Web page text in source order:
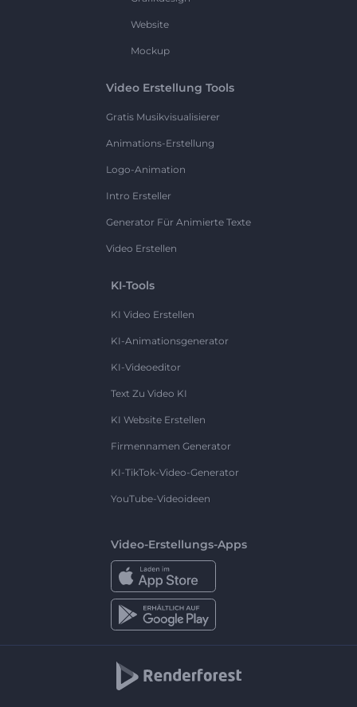
Website
Mockup
Video Erstellung Tools
Gratis Musikvisualisierer
Animations-Erstellung
Logo-Animation
Intro Ersteller
Generator Für Animierte Texte
Video Erstellen
KI-Tools
KI Video Erstellen
KI-Animationsgenerator
KI-Videoeditor
Text Zu Video KI
KI Website Erstellen
Firmennamen Generator
KI-TikTok-Video-Generator
YouTube-Videoideen
Video-Erstellungs-Apps